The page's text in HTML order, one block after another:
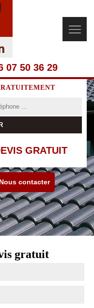
07 50 36 29
GRATUIT
Nous contacter
gratuit